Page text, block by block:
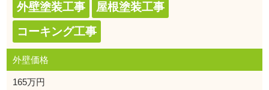
外壁塗装工事
屋根塗装工事
コーキング工事
外壁価格
165万円